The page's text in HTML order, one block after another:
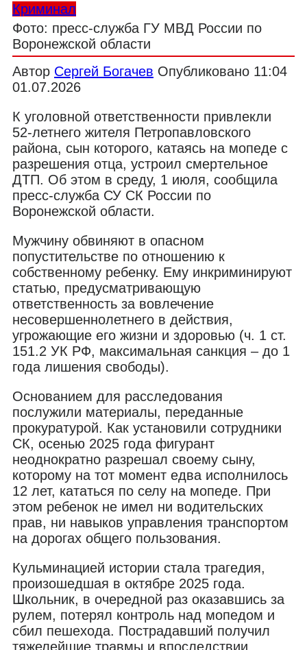
Криминал
Фото: пресс-служба ГУ МВД России по
Воронежской области
Автор Сергей Богачев Опубликовано 11:04
01.07.2026
К уголовной ответственности привлекли
52-летнего жителя Петропавловского
района, сын которого, катаясь на мопеде с
разрешения отца, устроил смертельное
ДТП. Об этом в среду, 1 июля, сообщила
пресс-служба СУ СК России по
Воронежской области.
Мужчину обвиняют в опасном
попустительстве по отношению к
собственному ребенку. Ему инкриминируют
статью, предусматривающую
ответственность за вовлечение
несовершеннолетнего в действия,
угрожающие его жизни и здоровью (ч. 1 ст.
151.2 УК РФ, максимальная санкция – до 1
года лишения свободы).
Основанием для расследования
послужили материалы, переданные
прокуратурой. Как установили сотрудники
СК, осенью 2025 года фигурант
неоднократно разрешал своему сыну,
которому на тот момент едва исполнилось
12 лет, кататься по селу на мопеде. При
этом ребенок не имел ни водительских
прав, ни навыков управления транспортом
на дорогах общего пользования.
Кульминацией истории стала трагедия,
произошедшая в октябре 2025 года.
Школьник, в очередной раз оказавшись за
рулем, потерял контроль над мопедом и
сбил пешехода. Пострадавший получил
тяжелейшие травмы и впоследствии